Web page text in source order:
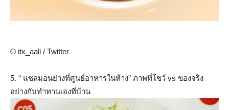
© itx_aali / Twitter
5. “ แซลมอนย่างที่ศูนย์อาหารในห้าง” ภาพที่โชว์ vs ของจริง
อย่างกับทำทานเองที่บ้าน